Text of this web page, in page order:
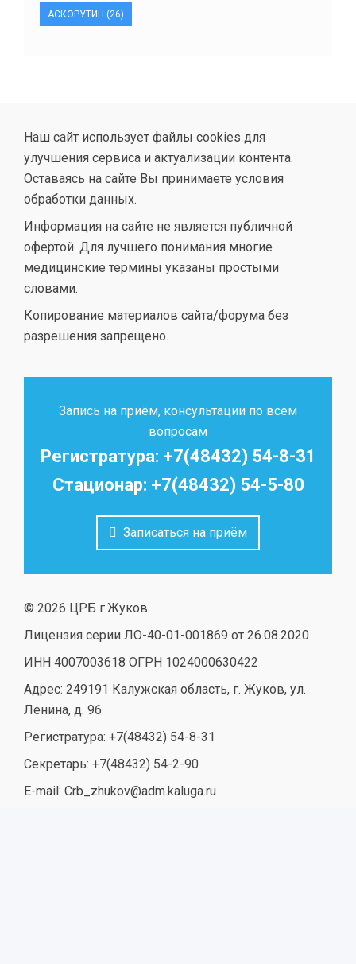
АСКОРУТИН (26)
Наш сайт использует файлы cookies для
улучшения сервиса и актуализации контента.
Оставаясь на сайте Вы принимаете условия
обработки данных.
Информация на сайте не является публичной
офертой. Для лучшего понимания многие
медицинские термины указаны простыми
словами.
Копирование материалов сайта/форума без
разрешения запрещено.
Запись на приём, консультации по всем
вопросам
Регистратура: +7(48432) 54-8-31
Стационар: +7(48432) 54-5-80
Записаться на приём
© 2026 ЦРБ г.Жуков
Лицензия серии ЛО-40-01-001869 от 26.08.2020
ИНН 4007003618 ОГРН 1024000630422
Адрес: 249191 Калужская область, г. Жуков, ул.
Ленина, д. 96
Регистратура: +7(48432) 54-8-31
Секретарь: +7(48432) 54-2-90
E-mail: Crb_zhukov@adm.kaluga.ru